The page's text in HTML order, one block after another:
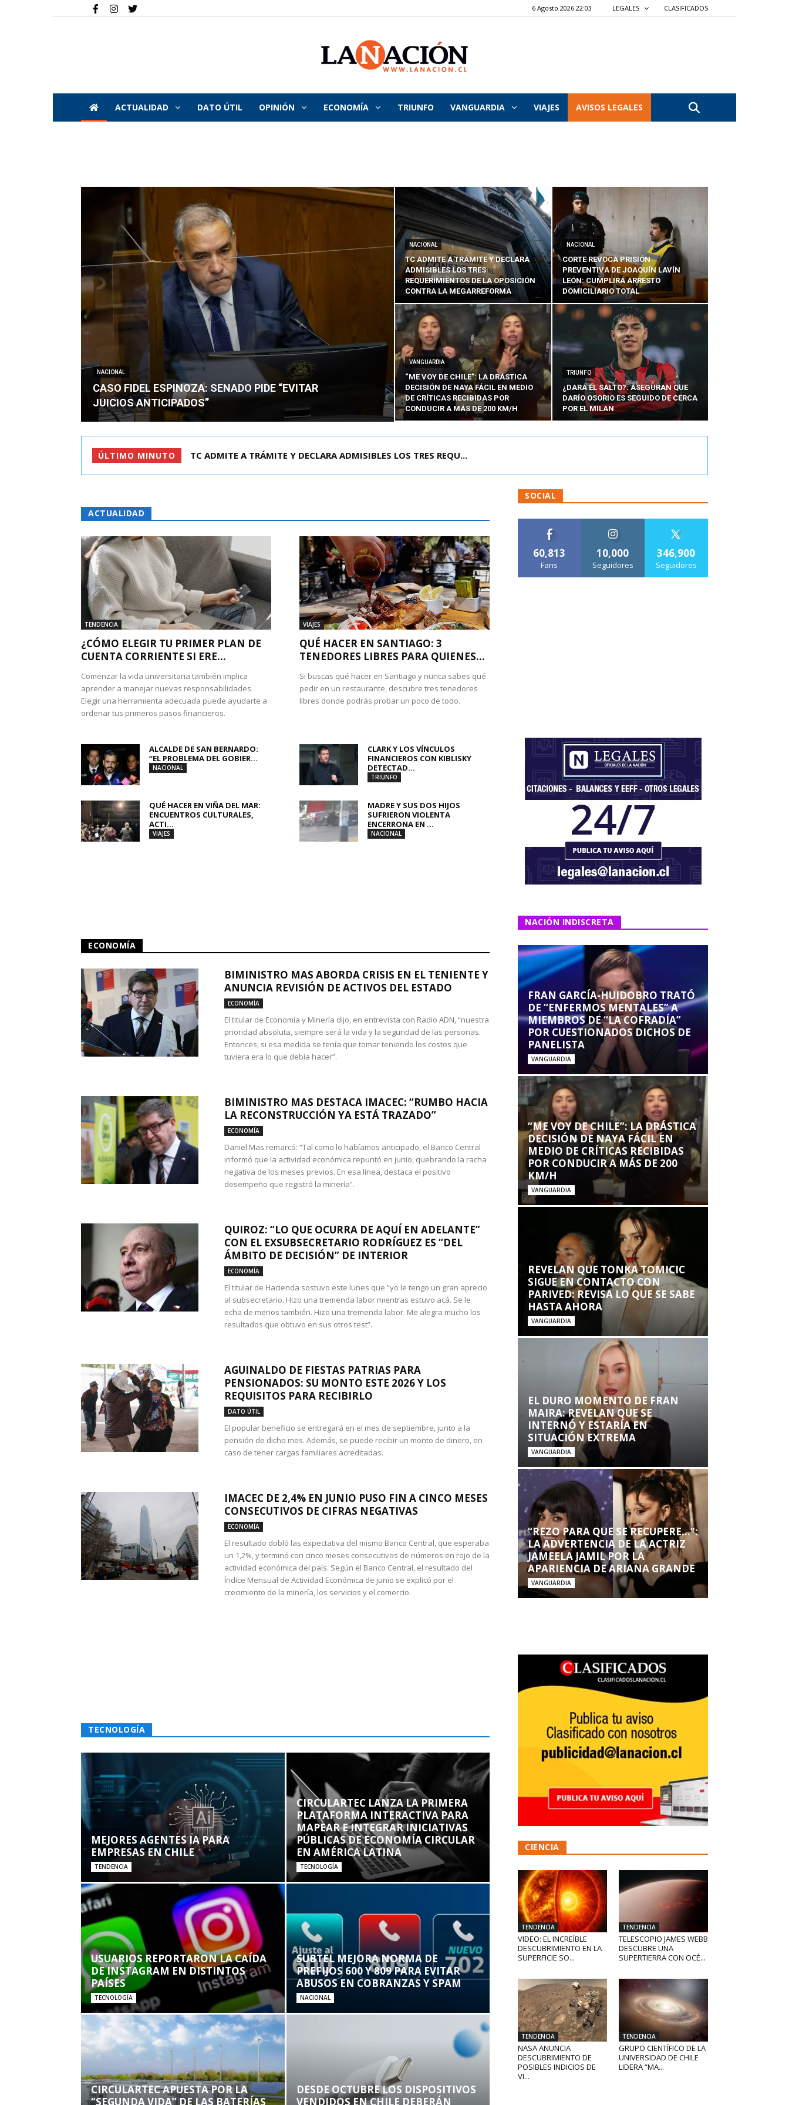
6 Agosto 2026 22:03 LEGALES CLASIFICADOS
La
Nación
ACTUALIDAD DATO ÚTIL OPINIÓN ECONOMÍA TRIUNFO VANGUARDIA VIAJES AVISOS LEGALES
NACIONAL
CASO FIDEL ESPINOZA: SENADO PIDE “EVITAR
JUICIOS ANTICIPADOS”
NACIONAL
TC ADMITE A TRÁMITE Y DECLARA
ADMISIBLES LOS TRES
REQUERIMIENTOS DE LA OPOSICIÓN
CONTRA LA MEGARREFORMA
NACIONAL
CORTE REVOCA PRISIÓN
PREVENTIVA DE JOAQUÍN LAVÍN
LEÓN: CUMPLIRÁ ARRESTO
DOMICILIARIO TOTAL
VANGUARDIA
“ME VOY DE CHILE”: LA DRÁSTICA
DECISIÓN DE NAYA FÁCIL EN MEDIO
DE CRÍTICAS RECIBIDAS POR
CONDUCIR A MÁS DE 200 KM/H
TRIUNFO
¿DARÁ EL SALTO?: ASEGURAN QUE
DARÍO OSORIO ES SEGUIDO DE CERCA
POR EL MILAN
ÚLTIMO MINUTO CORTE REVOCA PRISIÓN PREVENTIVA DE JOAQUÍN LAVÍN LEÓN:...
ACTUALIDAD
TENDENCIA
¿CÓMO ELEGIR TU PRIMER PLAN DE
CUENTA CORRIENTE SI ERE...
Comenzar la vida universitaria también implica
aprender a manejar nuevas responsabilidades.
Elegir una herramienta adecuada puede ayudarte a
ordenar tus primeros pasos financieros.
VIAJES
QUÉ HACER EN SANTIAGO: 3
TENEDORES LIBRES PARA QUIENES...
Si buscas qué hacer en Santiago y nunca sabes qué
pedir en un restaurante, descubre tres tenedores
libres donde podrás probar un poco de todo.
ALCALDE DE SAN BERNARDO:
“EL PROBLEMA DEL GOBIER...
NACIONAL
CLARK Y LOS VÍNCULOS
FINANCIEROS CON KIBLISKY
DETECTAD...
TRIUNFO
QUÉ HACER EN VIÑA DEL MAR:
ENCUENTROS CULTURALES,
ACTI...
VIAJES
MADRE Y SUS DOS HIJOS
SUFRIERON VIOLENTA
ENCERRONA EN ...
NACIONAL
ECONOMÍA
BIMINISTRO MAS ABORDA CRISIS EN EL TENIENTE Y
ANUNCIA REVISIÓN DE ACTIVOS DEL ESTADO
ECONOMÍA
El titular de Economía y Minería dijo, en entrevista con Radio ADN, “nuestra
prioridad absoluta, siempre será la vida y la seguridad de las personas.
Entonces, si esa medida se tenía que tomar teniendo los costos que
tuviera era lo que debía hacer”.
BIMINISTRO MAS DESTACA IMACEC: “RUMBO HACIA
LA RECONSTRUCCIÓN YA ESTÁ TRAZADO”
ECONOMÍA
Daniel Mas remarcó: “Tal como lo habíamos anticipado, el Banco Central
informó que la actividad económica repuntó en junio, quebrando la racha
negativa de los meses previos. En esa línea, destaca el positivo
desempeño que registró la minería”.
QUIROZ: “LO QUE OCURRA DE AQUÍ EN ADELANTE”
CON EL EXSUBSECRETARIO RODRÍGUEZ ES “DEL
ÁMBITO DE DECISIÓN” DE INTERIOR
ECONOMÍA
El titular de Hacienda sostuvo este lunes que “yo le tengo un gran aprecio
al subsecretario. Hizo una tremenda labor mientras estuvo acá. Se le
echa de menos también. Hizo una tremenda labor. Me alegra mucho los
resultados que obtuvo en sus otros test”.
AGUINALDO DE FIESTAS PATRIAS PARA
PENSIONADOS: SU MONTO ESTE 2026 Y LOS
REQUISITOS PARA RECIBIRLO
DATO ÚTIL
El popular beneficio se entregará en el mes de septiembre, junto a la
pensión de dicho mes. Además, se puede recibir un monto de dinero, en
caso de tener cargas familiares acreditadas.
IMACEC DE 2,4% EN JUNIO PUSO FIN A CINCO MESES
CONSECUTIVOS DE CIFRAS NEGATIVAS
ECONOMÍA
El resultado dobló las expectativa del mismo Banco Central, que esperaba
un 1,2%, y terminó con cinco meses consecutivos de números en rojo de la
actividad económica del país. Según el Banco Central, el resultado del
Índice Mensual de Actividad Económica de junio se explicó por el
crecimiento de la minería, los servicios y el comercio.
TECNOLOGÍA
MEJORES AGENTES IA PARA
EMPRESAS EN CHILE
TENDENCIA
CIRCULARTEC LANZA LA PRIMERA
PLATAFORMA INTERACTIVA PARA
MAPEAR E INTEGRAR INICIATIVAS
PÚBLICAS DE ECONOMÍA CIRCULAR
EN AMÉRICA LATINA
TECNOLOGÍA
USUARIOS REPORTARON LA CAÍDA
DE INSTAGRAM EN DISTINTOS
PAÍSES
TECNOLOGÍA
SUBTEL MEJORA NORMA DE
PREFIJOS 600 Y 809 PARA EVITAR
ABUSOS EN COBRANZAS Y SPAM
NACIONAL
CIRCULARTEC APUESTA POR LA
“SEGUNDA VIDA” DE LAS BATERÍAS
DESDE OCTUBRE LOS DISPOSITIVOS
VENDIDOS EN CHILE DEBERÁN
SOCIAL
60,813
Fans
10,000
Seguidores
346,900
Seguidores
NACIÓN INDISCRETA
FRAN GARCÍA-HUIDOBRO TRATÓ
DE “ENFERMOS MENTALES” A
MIEMBROS DE “LA COFRADÍA”
POR CUESTIONADOS DICHOS DE
PANELISTA
VANGUARDIA
“ME VOY DE CHILE”: LA DRÁSTICA
DECISIÓN DE NAYA FÁCIL EN
MEDIO DE CRÍTICAS RECIBIDAS
POR CONDUCIR A MÁS DE 200
KM/H
VANGUARDIA
REVELAN QUE TONKA TOMICIC
SIGUE EN CONTACTO CON
PARIVED: REVISA LO QUE SE SABE
HASTA AHORA
VANGUARDIA
EL DURO MOMENTO DE FRAN
MAIRA: REVELAN QUE SE
INTERNÓ Y ESTARÍA EN
SITUACIÓN EXTREMA
VANGUARDIA
“REZO PARA QUE SE RECUPERE…”:
LA ADVERTENCIA DE LA ACTRIZ
JAMEELA JAMIL POR LA
APARIENCIA DE ARIANA GRANDE
VANGUARDIA
CIENCIA
TENDENCIA
VIDEO: EL INCREÍBLE
DESCUBRIMIENTO EN LA
SUPERFICIE SO...
TENDENCIA
TELESCOPIO JAMES WEBB
DESCUBRE UNA
SUPERTIERRA CON OCÉ...
TENDENCIA
NASA ANUNCIA
DESCUBRIMIENTO DE
POSIBLES INDICIOS DE
VI...
TENDENCIA
GRUPO CIENTÍFICO DE LA
UNIVERSIDAD DE CHILE
LIDERA “MA...